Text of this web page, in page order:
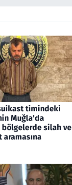
timindeki
Muğla'da
silah ve